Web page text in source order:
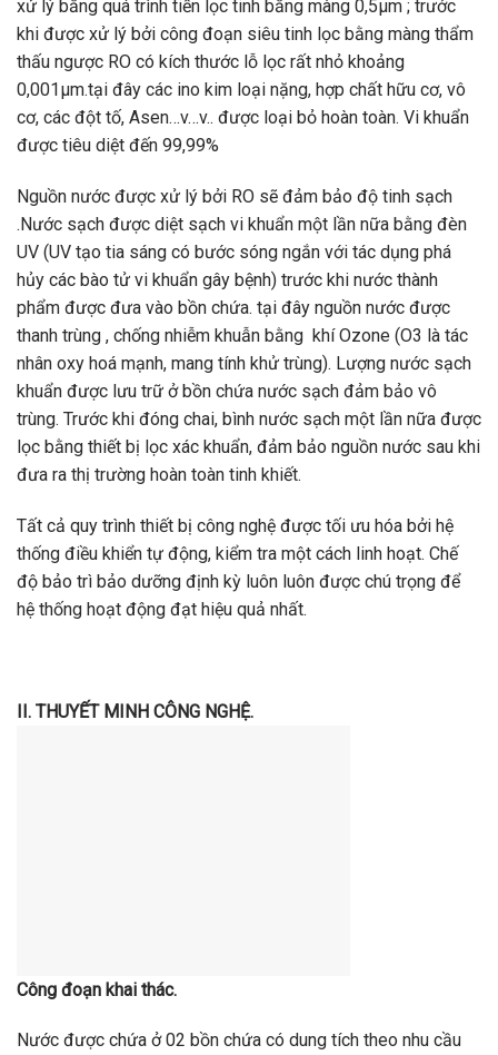
xử lý bằng quá trình tiền lọc tinh bằng màng 0,5µm ; trước
khi được xử lý bởi công đoạn siêu tinh lọc bằng màng thẩm
thấu ngược RO có kích thước lỗ lọc rất nhỏ khoảng
0,001µm.tại đây các ino kim loại nặng, hợp chất hữu cơ, vô
cơ, các đột tố, Asen…v…v.. được loại bỏ hoàn toàn. Vi khuẩn
được tiêu diệt đến 99,99%
Nguồn nước được xử lý bởi RO sẽ đảm bảo độ tinh sạch
.Nước sạch được diệt sạch vi khuẩn một lần nữa bằng đèn
UV (UV tạo tia sáng có bước sóng ngắn với tác dụng phá
hủy các bào tử vi khuẩn gây bệnh) trước khi nước thành
phẩm được đưa vào bồn chứa. tại đây nguồn nước được
thanh trùng , chống nhiễm khuẫn bằng khí Ozone (O3 là tác
nhân oxy hoá mạnh, mang tính khử trùng). Lượng nước sạch
khuẩn được lưu trữ ở bồn chứa nước sạch đảm bảo vô
trùng. Trước khi đóng chai, bình nước sạch một lần nữa được
lọc bằng thiết bị lọc xác khuẩn, đảm bảo nguồn nước sau khi
đưa ra thị trường hoàn toàn tinh khiết.
Tất cả quy trình thiết bị công nghệ được tối ưu hóa bởi hệ
thống điều khiển tự động, kiểm tra một cách linh hoạt. Chế
độ bảo trì bảo dưỡng định kỳ luôn luôn được chú trọng để
hệ thống hoạt động đạt hiệu quả nhất.
II. THUYẾT MINH CÔNG NGHỆ.
Công đoạn khai thác.
Nước được chứa ở 02 bồn chứa có dung tích theo nhu cầu